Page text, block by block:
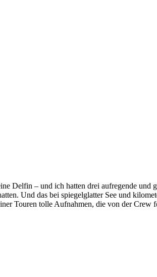
Delfin – und ich hatten drei aufregende und
Und das bei spiegelglatter See und
Touren tolle Aufnahmen, die von der